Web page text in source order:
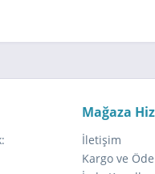
Mağaza
İletişim
Kargo ve